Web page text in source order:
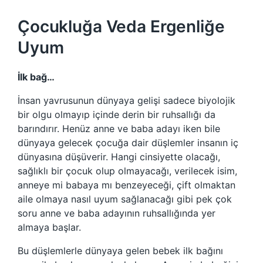
Çocukluğa Veda Ergenliğe
Uyum
İlk bağ…
İnsan yavrusunun dünyaya gelişi sadece biyolojik
bir olgu olmayıp içinde derin bir ruhsallığı da
barındırır. Henüz anne ve baba adayı iken bile
dünyaya gelecek çocuğa dair düşlemler insanın iç
dünyasına düşüverir. Hangi cinsiyette olacağı,
sağlıklı bir çocuk olup olmayacağı, verilecek isim,
anneye mi babaya mı benzeyeceği, çift olmaktan
aile olmaya nasıl uyum sağlanacağı gibi pek çok
soru anne ve baba adayının ruhsallığında yer
almaya başlar.
Bu düşlemlerle dünyaya gelen bebek ilk bağını